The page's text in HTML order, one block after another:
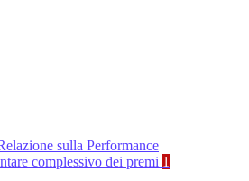
sulla Performance
complessivo dei premi 1